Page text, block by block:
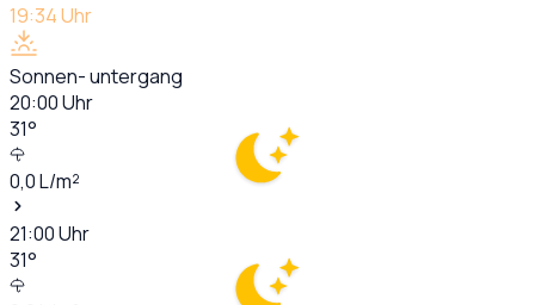
19:34Uhr
Sonnen- untergang
20:00Uhr
31°
0,0L/m²
21:00Uhr
31°